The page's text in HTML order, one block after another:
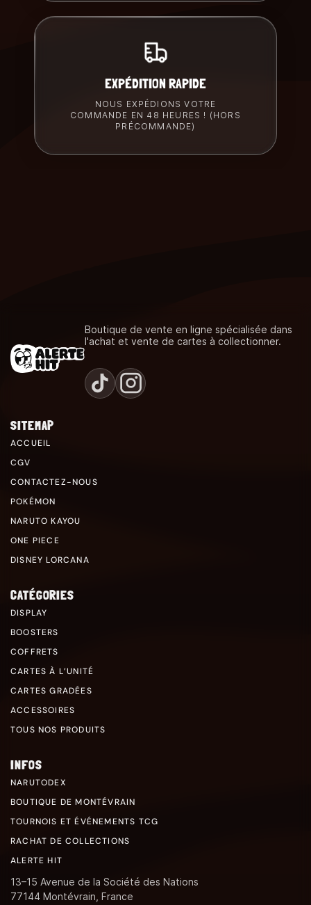
EXPÉDITION RAPIDE
NOUS EXPÉDIONS VOTRE
COMMANDE EN 48 HEURES ! (HORS
PRÉCOMMANDE)
Boutique de vente en ligne spécialisée dans
l'achat et vente de cartes à collectionner.
SITEMAP
ACCUEIL
CGV
CONTACTEZ-NOUS
POKÉMON
NARUTO KAYOU
ONE PIECE
DISNEY LORCANA
CATÉGORIES
DISPLAY
BOOSTERS
COFFRETS
CARTES À L’UNITÉ
CARTES GRADÉES
ACCESSOIRES
TOUS NOS PRODUITS
INFOS
NARUTODEX
BOUTIQUE DE MONTÉVRAIN
TOURNOIS ET ÉVÉNEMENTS TCG
RACHAT DE COLLECTIONS
ALERTE HIT
13–15 Avenue de la Société des Nations
77144 Montévrain, France